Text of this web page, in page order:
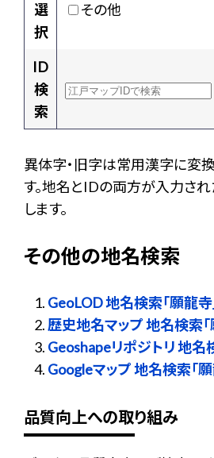
選
択
その他
ID
検
索
異体字・旧字は常用漢字に変
す。地名とIDの両方が入力さ
します。
その他の地名検索
GeoLOD 地名検索「願龍寺
歴史地名マップ 地名検索「
Geoshapeリポジトリ 地名
Googleマップ 地名検索「願
品質向上への取り組み